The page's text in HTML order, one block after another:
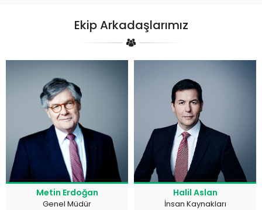
Ekip Arkadaşlarımız
Metin Erdoğan
Genel Müdür
Halil Aslan
İnsan Kaynakları